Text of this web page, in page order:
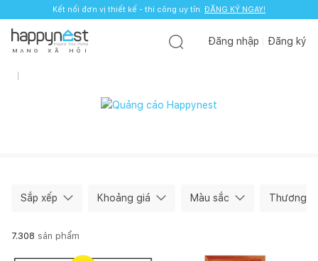
Kết nối đơn vị thiết kế - thi công uy tín. ĐĂNG KÝ NGAY!
M Ạ N G X Ã H Ộ I
Đăng nhập Đăng ký
Sắp xếp Khoảng giá Màu sắc Thương
7.308 sản phẩm